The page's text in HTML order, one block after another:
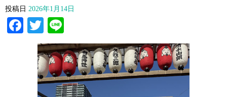
投稿日 2026年1月14日
Facebook
Twitter